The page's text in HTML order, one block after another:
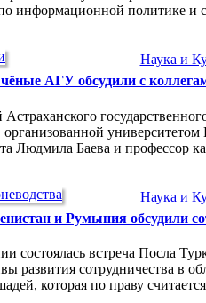
информационной политике
Наука и
АГУ обсудили с
Людмила Баева и
Наука и
и Румыния обсудили
состоялась встреча Посла
сотрудничества в
которая по праву